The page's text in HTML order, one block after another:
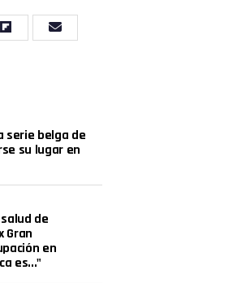
serie belga de
su lugar en
de
Gran
en
es..."